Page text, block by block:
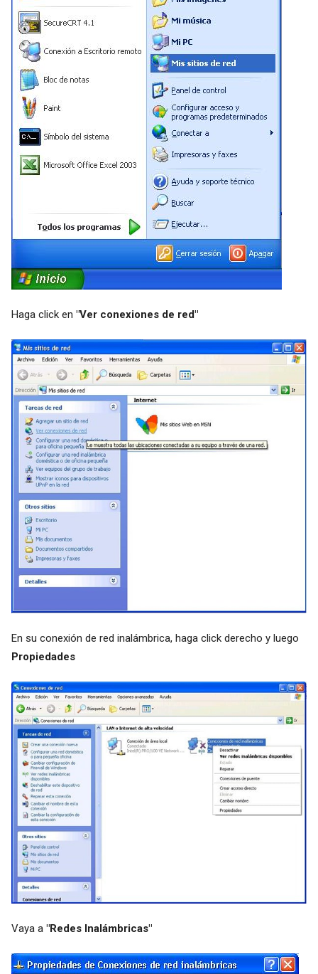
Haga click en "Ver conexiones de red"
En su conexión de red inalámbrica, haga click derecho y luego
Propiedades
Vaya a "Redes Inalámbricas"